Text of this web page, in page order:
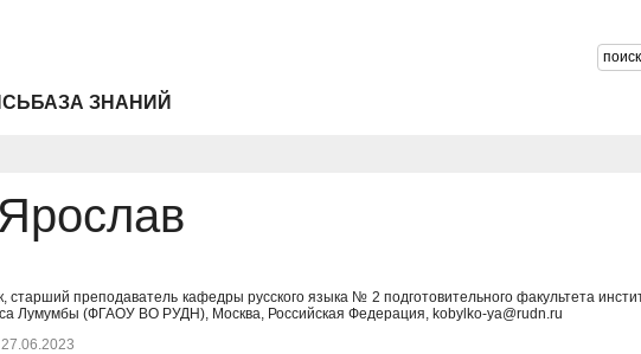
БАЗА ЗНАНИЙ
старший преподаватель кафедры русского языка № 2 подготовительного факультета
Лумумбы (ФГАОУ ВО РУДН), Москва, Российская Федерация, kobylko-ya@rudn.ru